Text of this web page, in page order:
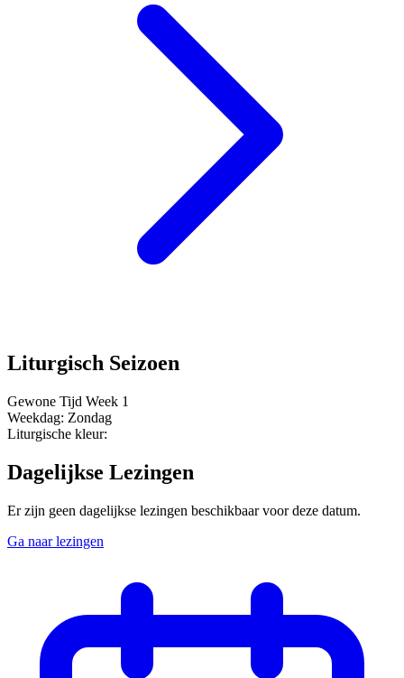
Liturgisch Seizoen
Gewone Tijd Week 1
Weekdag: Zondag
Liturgische kleur:
Dagelijkse Lezingen
Er zijn geen dagelijkse lezingen beschikbaar voor deze datum.
Ga naar lezingen